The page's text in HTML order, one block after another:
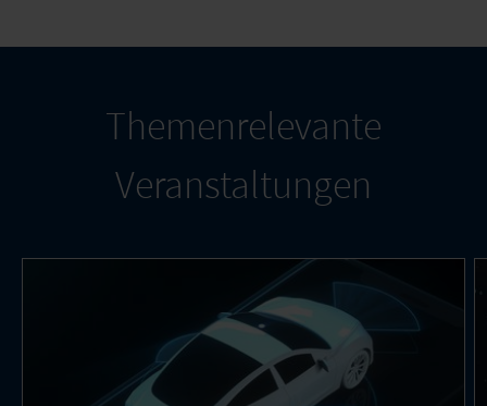
Themenrelevante
Veranstaltungen